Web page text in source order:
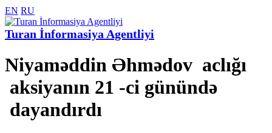
EN RU
Turan İnformasiya Agentliyi
Niyaməddin Əhmədov aclığı
aksiyanın 21 -ci günündə
dayandırdı